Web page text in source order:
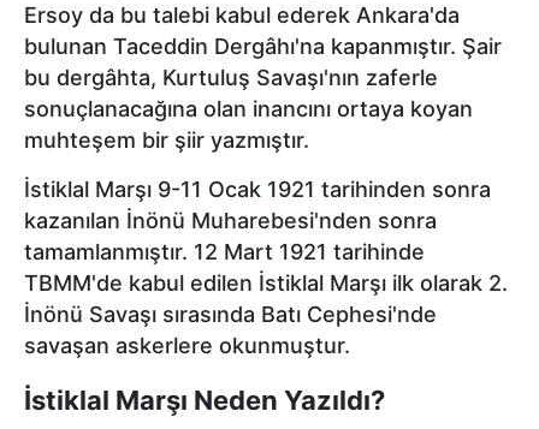
6698 sayılı Kişisel Verilerin Korunması Kanunu uyarınca
hazırlanmış Aydınlatma Metnimizi okumak ve sitemizde
ilgili mevzuata uygun olarak kullanılan çerezlerle ilgili bilgi
almak için lütfentıklayınız
Ersoy da bu talebi kabul ederek Ankara'da
bulunan Taceddin Dergâhı'na kapanmıştır. Şair
bu dergâhta, Kurtuluş Savaşı'nın zaferle
sonuçlanacağına olan inancını ortaya koyan
muhteşem bir şiir yazmıştır.
İstiklal Marşı 9-11 Ocak 1921 tarihinden sonra
kazanılan İnönü Muharebesi'nden sonra
tamamlanmıştır. 12 Mart 1921 tarihinde
TBMM'de kabul edilen İstiklal Marşı ilk olarak 2.
İnönü Savaşı sırasında Batı Cephesi'nde
savaşan askerlere okunmuştur.
İstiklal Marşı Neden Yazıldı?